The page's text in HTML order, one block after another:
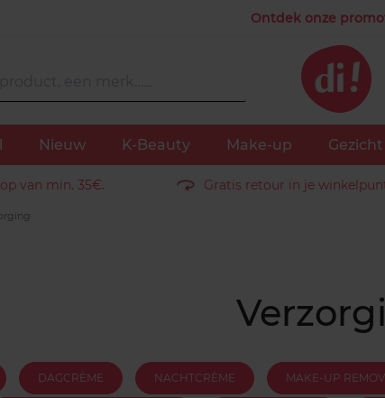
Ontdek onze
Nieuw K-Beauty Make-up Gezicht
van min. 35€. Gratis retour in je
DAGCRÈME NACHTCRÈME MAKE-UP